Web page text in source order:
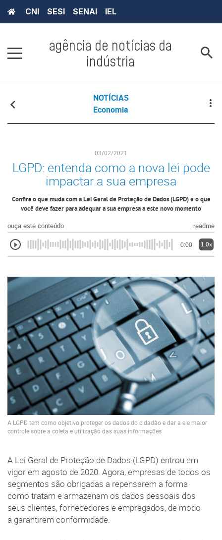
CNI SESI SENAI IEL
agência de notícias da
indústria
NOTÍCIAS
Economia
03/02/2021
LGPD: entenda como a nova lei pode
impactar a sua empresa
Confira o que muda com a Lei Geral de Proteção de Dados (LGPD) e o que
você deve fazer para adequar a sua empresa a este novo momento
ouça este conteúdo readme
0:00 1.0x
A LGPD tem como objetivo proteger os dados do cidadão e dar a ele maior
controle sobre a coleta e utilização das suas informações
A Lei Geral de Proteção de Dados (LGPD) entrou em
vigor em agosto de 2020. Agora, empresas de todos os
segmentos são obrigadas a repensarem a forma
como tratam e armazenam os dados pessoais dos
seus clientes, fornecedores e empregados, de modo
a garantirem conformidade.